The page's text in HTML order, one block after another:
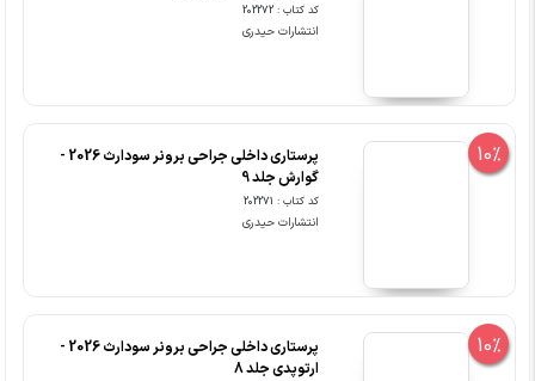
کد کتاب : 202272
انتشارات حیدری
10%
پرستاری داخلی جراحی برونر سودارث 2026 -
گوارش جلد 9
کد کتاب : 202271
انتشارات حیدری
10%
پرستاری داخلی جراحی برونر سودارث 2026 -
ارتوپدی جلد 8